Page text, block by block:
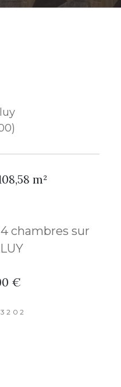
m²
chambres sur
€